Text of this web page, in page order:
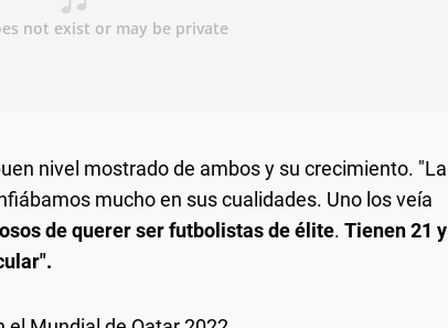
nivel mostrado de ambos y su crecimiento. "La
mucho en sus cualidades. Uno los veía
de querer ser futbolistas de élite. Tienen 21 y